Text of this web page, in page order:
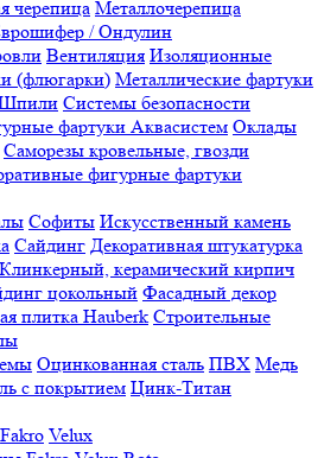
черепица Металлочерепица
/ Ондулин
Вентиляция Изоляционные
(флюгарки) Металлические фартуки
Системы безопасности
фартуки Аквасистем Оклады
Саморезы кровельные, гвозди
фигурные фартуки
Софиты Искусственный камень
Сайдинг Декоративная штукатурка
Клинкерный, керамический кирпич
цокольный Фасадный декор
плитка Hauberk Строительные
Оцинкованная сталь ПВХ Медь
с покрытием Цинк-Титан
Fakro Velux